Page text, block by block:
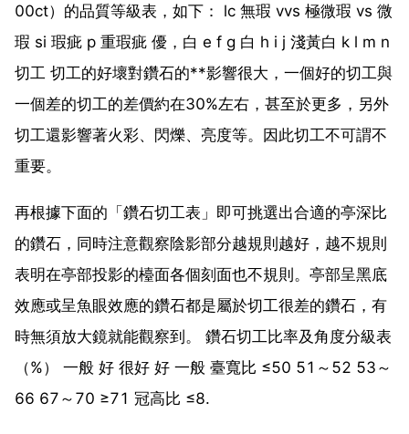
00ct）的品質等級表，如下： lc 無瑕 vvs 極微瑕 vs 微
瑕 si 瑕疵 p 重瑕疵 優，白 e f g 白 h i j 淺黃白 k l m n
切工 切工的好壞對鑽石的**影響很大，一個好的切工與
一個差的切工的差價約在30%左右，甚至於更多，另外
切工還影響著火彩、閃爍、亮度等。因此切工不可謂不
重要。
再根據下面的「鑽石切工表」即可挑選出合適的亭深比
的鑽石，同時注意觀察陰影部分越規則越好，越不規則
表明在亭部投影的檯面各個刻面也不規則。亭部呈黑底
效應或呈魚眼效應的鑽石都是屬於切工很差的鑽石，有
時無須放大鏡就能觀察到。 鑽石切工比率及角度分級表
（%） 一般 好 很好 好 一般 臺寬比 ≤50 51～52 53～
66 67～70 ≥71 冠高比 ≤8.